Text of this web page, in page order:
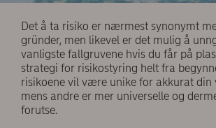
Det å ta risiko er nærmest synonymt
gründer, men likevel er det mulig å
vanligste fallgruvene hvis du får på
strategi for risikostyring helt fra
risikoene vil være unike for akkurat din
mens andre er mer universelle og
forutse.